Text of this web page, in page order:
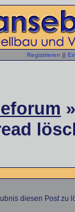
Registrieren ||
»
diesen Post zu